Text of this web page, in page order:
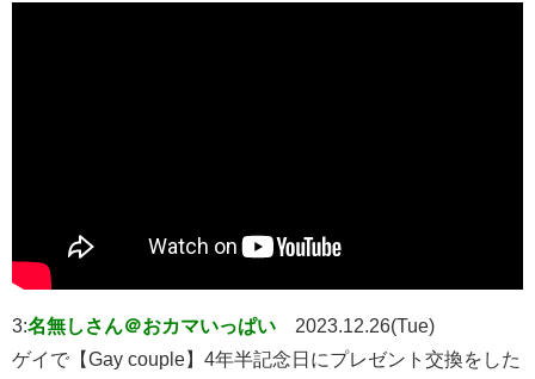
3:名無しさん＠おカマいっぱい
2023.12.26(Tue)
ゲイで【Gay couple】4年半記念日にプレゼント交換をした